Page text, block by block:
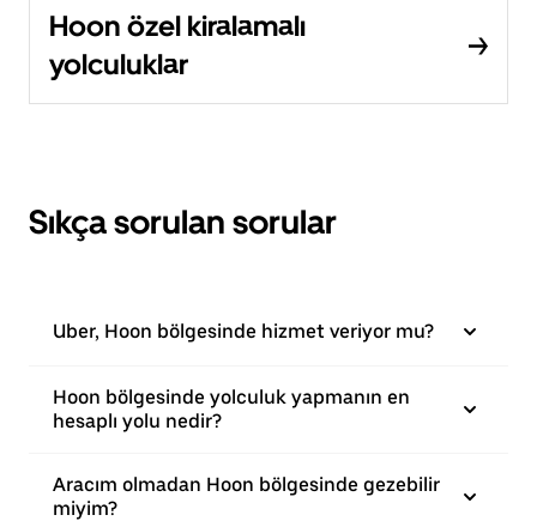
Hoon özel kiralamalı
yolculuklar
Sıkça sorulan sorular
Uber, Hoon bölgesinde hizmet veriyor mu?
Hoon bölgesinde yolculuk yapmanın en
hesaplı yolu nedir?
Aracım olmadan Hoon bölgesinde gezebilir
miyim?